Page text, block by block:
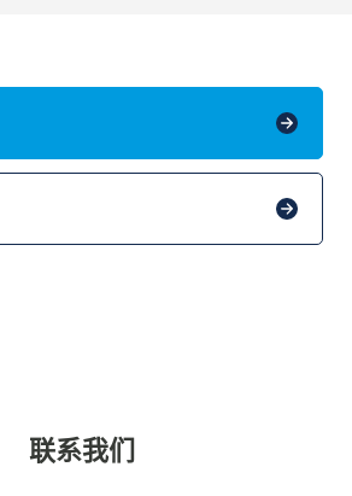
联系我们